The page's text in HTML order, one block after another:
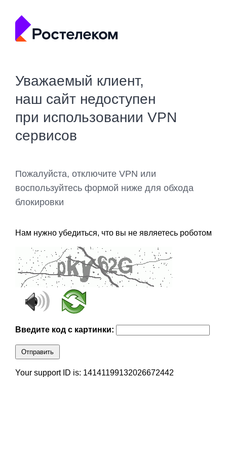
Уважаемый клиент,
наш сайт недоступен
при использовании VPN
сервисов
Пожалуйста, отключите VPN или
воспользуйтесь формой ниже для обхода
блокировки
Нам нужно убедиться, что вы не являетесь роботом
Введите код с картинки:
Отправить
Your support ID is: 14141199132026672442